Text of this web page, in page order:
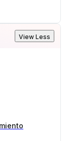
View Less